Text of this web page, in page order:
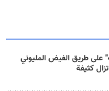
على طريق الفيض المليوني
كثيفة